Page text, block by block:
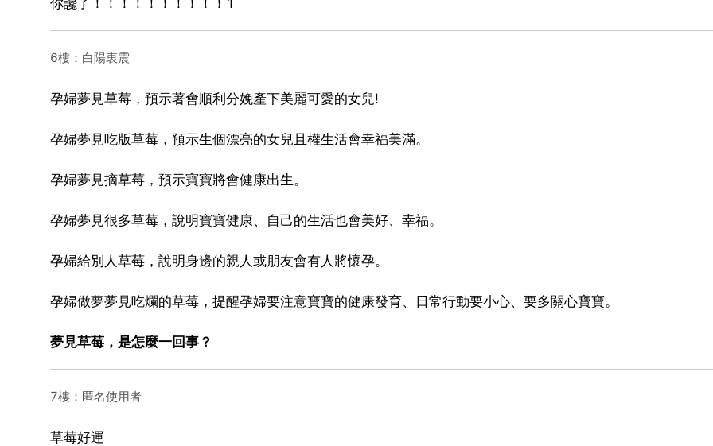
6樓：白陽衷震
孕婦夢見草莓，預示著會順利分娩產下美麗可愛的女兒!
孕婦夢見吃版草莓，預示生個漂亮的女兒且權生活會幸福美滿。
孕婦夢見摘草莓，預示寶寶將會健康出生。
孕婦夢見很多草莓，說明寶寶健康、自己的生活也會美好、幸福。
孕婦給別人草莓，說明身邊的親人或朋友會有人將懷孕。
孕婦做夢夢見吃爛的草莓，提醒孕婦要注意寶寶的健康發育、日常行動要小心、要多關心寶寶。
夢見草莓，是怎麼一回事？
7樓：匿名使用者
草莓好運